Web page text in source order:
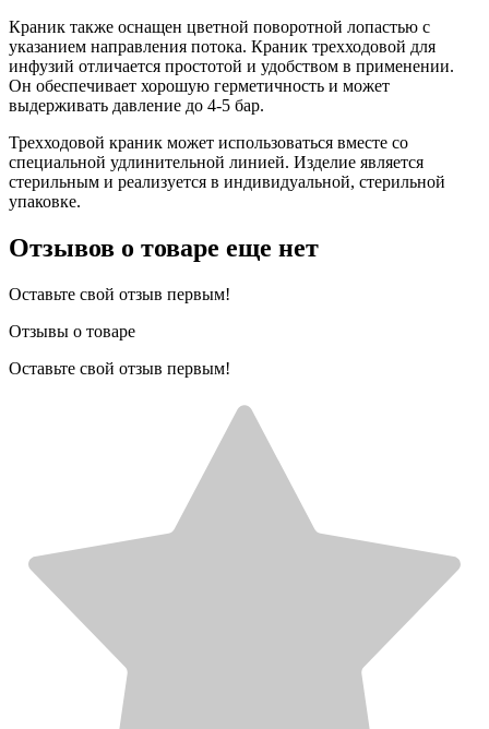
Краник также оснащен цветной поворотной лопастью с
указанием направления потока. Краник трехходовой для
инфузий отличается простотой и удобством в применении.
Он обеспечивает хорошую герметичность и может
выдерживать давление до 4-5 бар.
Трехходовой краник может использоваться вместе со
специальной удлинительной линией. Изделие является
стерильным и реализуется в индивидуальной, стерильной
упаковке.
Отзывов о товаре еще нет
Оставьте свой отзыв первым!
Отзывы о товаре
Оставьте свой отзыв первым!